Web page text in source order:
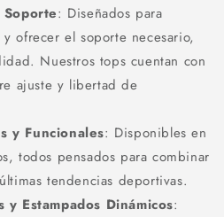
: Diseñados para
ofrecer el soporte necesario,
Nuestros tops cuentan con
ajuste y libertad de
y Funcionales: Disponibles en
todos pensados para combinar
tendencias deportivas.
Estampados Dinámicos: